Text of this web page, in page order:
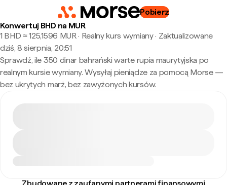
Pobierz
Konwertuj BHD na MUR
1 BHD ≈ 125,1596 MUR · Realny kurs wymiany· Zaktualizowane
dziś, 8 sierpnia, 20:51
Sprawdź, ile 350 dinar bahrański warte rupia maurytyjska po
realnym kursie wymiany. Wysyłaj pieniądze za pomocą Morse —
bez ukrytych marż, bez zawyżonych kursów.